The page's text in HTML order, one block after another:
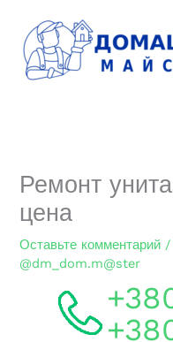
содержимому
Ремонт
цена
Оставьте комментарий
@dm_dom.m@ster